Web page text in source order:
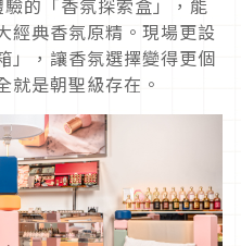
經典香氛原精。現場更設
」，讓香氛選擇變得更個
就是朝聖級存在。